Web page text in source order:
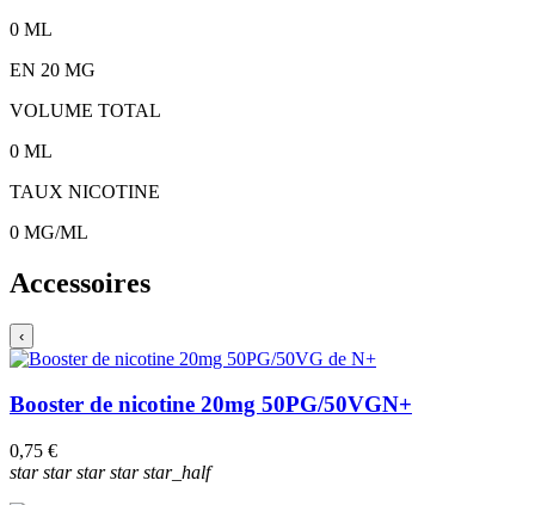
0 ML
EN 20 MG
VOLUME TOTAL
0 ML
TAUX NICOTINE
0 MG/ML
Accessoires
‹
Booster de nicotine 20mg 50PG/50VGN+
0,75 €
starstarstarstarstar_half